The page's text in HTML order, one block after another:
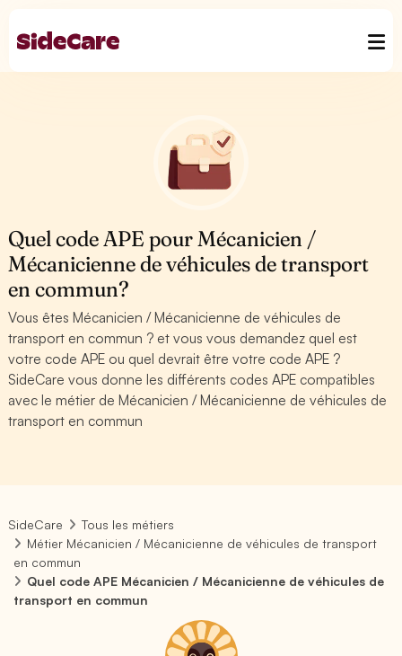
Quel code APE pour Mécanicien /
Mécanicienne de véhicules de transport
en commun?
Vous êtes Mécanicien / Mécanicienne de véhicules de
transport en commun ? et vous vous demandez quel est
votre code APE ou quel devrait être votre code APE ?
SideCare vous donne les différents codes APE compatibles
avec le métier de Mécanicien / Mécanicienne de véhicules de
transport en commun
SideCare
Tous les métiers
Métier Mécanicien / Mécanicienne de véhicules de transport
en commun
Quel code APE Mécanicien / Mécanicienne de véhicules de
transport en commun